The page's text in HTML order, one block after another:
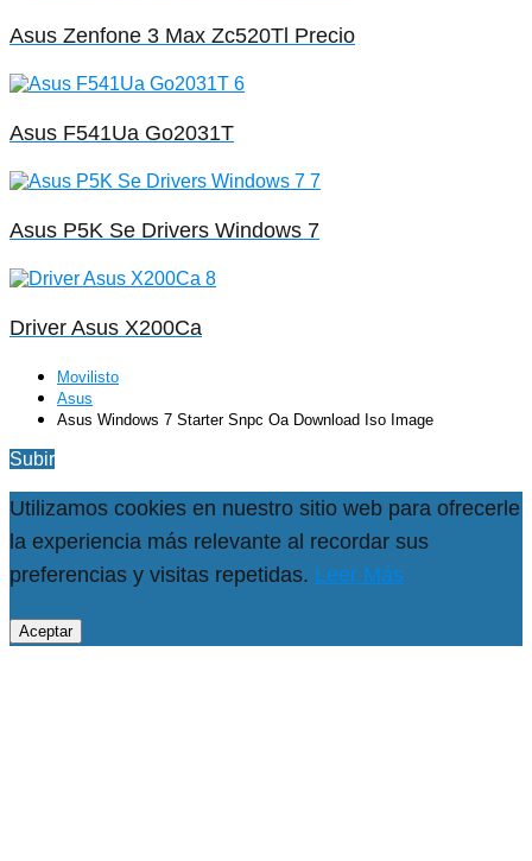
Asus Zenfone 3 Max Zc520Tl Precio
Asus F541Ua Go2031T
Asus P5K Se Drivers Windows 7
Driver Asus X200Ca
Movilisto
Asus
Asus Windows 7 Starter Snpc Oa Download Iso Image
Subir
Utilizamos cookies en nuestro sitio web para ofrecerle
la experiencia más relevante al recordar sus
preferencias y visitas repetidas. Leer Más
Aceptar